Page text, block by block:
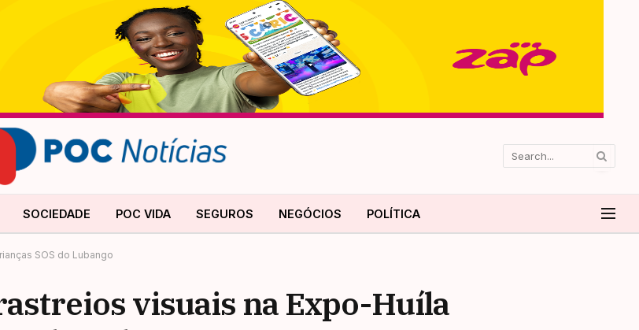
SOCIEDADE POC VIDA SEGUROS NEGÓCIOS POLÍTICA
SOS do Lubango
visuais na Expo-Huíla